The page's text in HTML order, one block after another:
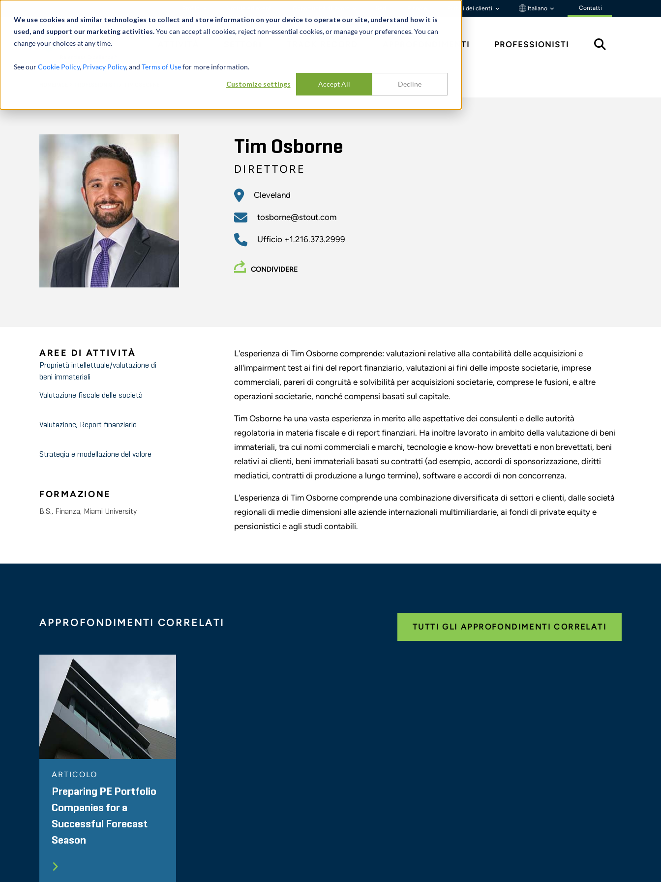
We use cookies and similar technologies to collect and store information on your device to operate our site, understand how it is
used, and support our marketing activities.You can accept all cookies, reject non-essential cookies, or manage your preferences. You can
change your choices at any time.
See ourCookie Policy, Privacy Policy, and Terms of Usefor more information.
Customize settings Accept All Decline
Portali dei clienti Italiano Contatti
APPROFONDIMENTI PROFESSIONISTI
Tim Osborne
DIRETTORE
Cleveland
tosborne@stout.com
Ufficio +1.216.373.2999
CONDIVIDERE
L'esperienza di Tim Osborne comprende: valutazioni relative alla contabilità delle acquisizioni e
all'impairment test ai fini del report finanziario, valutazioni ai fini delle imposte societarie, imprese
commerciali, pareri di congruità e solvibilità per acquisizioni societarie, comprese le fusioni, e altre
operazioni societarie, nonché compensi basati sul capitale.
Tim Osborne ha una vasta esperienza in merito alle aspettative dei consulenti e delle autorità
regolatoria in materia fiscale e di report finanziari. Ha inoltre lavorato in ambito della valutazione di beni
immateriali, tra cui nomi commerciali e marchi, tecnologie e know-how brevettati e non brevettati, beni
relativi ai clienti, beni immateriali basati su contratti (ad esempio, accordi di sponsorizzazione, diritti
mediatici, contratti di produzione a lungo termine), software e accordi di non concorrenza.
L'esperienza di Tim Osborne comprende una combinazione diversificata di settori e clienti, dalle società
regionali di medie dimensioni alle aziende internazionali multimiliardarie, ai fondi di private equity e
pensionistici e agli studi contabili.
AREE DI ATTIVITÀ
Proprietà intellettuale/valutazione di
beni immateriali
Valutazione fiscale delle società
Valutazione, Report finanziario
Strategia e modellazione del valore
FORMAZIONE
B.S., Finanza, Miami University
APPROFONDIMENTI CORRELATI TUTTI GLI APPROFONDIMENTI CORRELATI
ARTICOLO
Preparing PE Portfolio
Companies for a
Successful Forecast
Season